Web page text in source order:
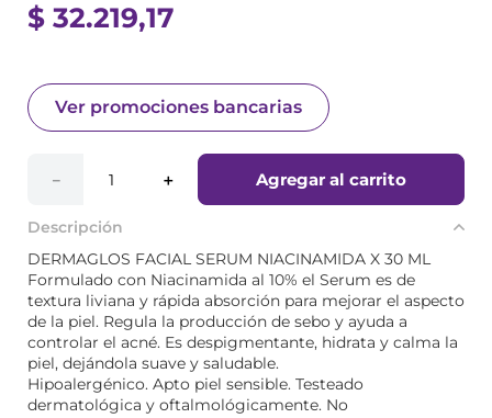
$ 32.219,17
Ver promociones bancarias
＋
－ Agregar al carrito
Descripción
DERMAGLOS FACIAL SERUM NIACINAMIDA X 30 ML
Formulado con Niacinamida al 10% el Serum es de
textura liviana y rápida absorción para mejorar el aspecto
de la piel. Regula la producción de sebo y ayuda a
controlar el acné. Es despigmentante, hidrata y calma la
piel, dejándola suave y saludable.
Hipoalergénico. Apto piel sensible. Testeado
dermatológica y oftalmológicamente. No